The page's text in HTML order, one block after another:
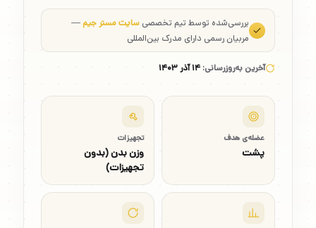
بررسی‌شده توسط تیم تخصصیسایت مستر جیم—
مربیان رسمی دارای مدرک بین‌المللی
آخرین به‌روزرسانی:۱۴ آذر ۱۴۰۳
عضله‌ی هدف
پشت
تجهیزات
وزن بدن (بدون
تجهیزات)